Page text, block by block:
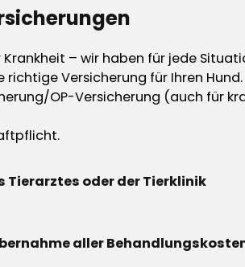
Krankheit – wir haben für jede
richtige Versicherung für Ihren Hund.
OP-Versicherung (auch für
Tierarztes oder der Tierklinik
aller